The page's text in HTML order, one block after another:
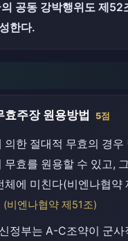
공동 강박행위도 제52
한다.
효주장 원용방법 5점
의한 절대적 무효의 경우
무효를 원용할 수 있고,
체에 미친다(비엔나협약
(비엔나협약 제51조)
정부는 A-C조약이 군사